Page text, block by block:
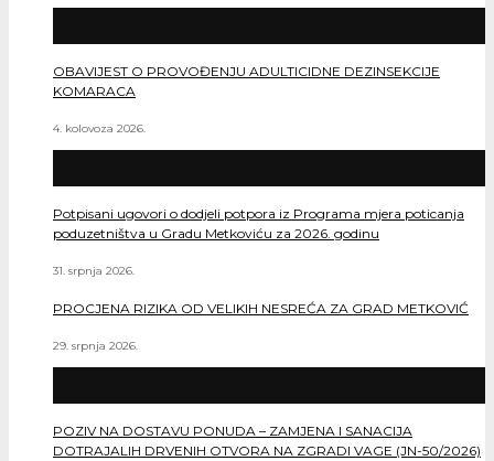
OBAVIJEST O PROVOĐENJU ADULTICIDNE DEZINSEKCIJE
KOMARACA
4. kolovoza 2026.
Potpisani ugovori o dodjeli potpora iz Programa mjera poticanja
poduzetništva u Gradu Metkoviću za 2026. godinu
31. srpnja 2026.
PROCJENA RIZIKA OD VELIKIH NESREĆA ZA GRAD METKOVIĆ
29. srpnja 2026.
POZIV NA DOSTAVU PONUDA – ZAMJENA I SANACIJA
DOTRAJALIH DRVENIH OTVORA NA ZGRADI VAGE (JN-50/2026)